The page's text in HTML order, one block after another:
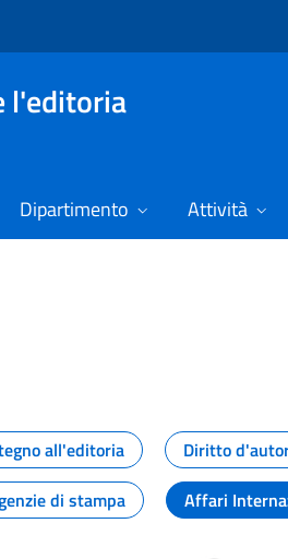
l'editoria
Dipartimento Attività
all'editoria Diritto
di stampa Affari